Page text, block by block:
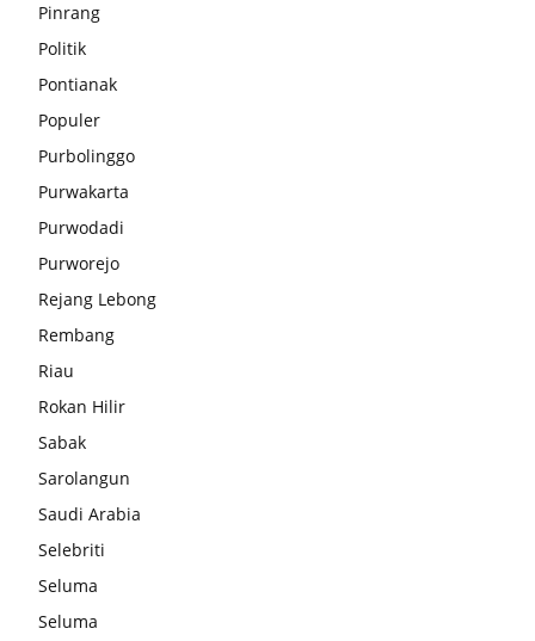
Pinrang
Politik
Pontianak
Populer
Purbolinggo
Purwakarta
Purwodadi
Purworejo
Rejang Lebong
Rembang
Riau
Rokan Hilir
Sabak
Sarolangun
Saudi Arabia
Selebriti
Seluma
Seluma